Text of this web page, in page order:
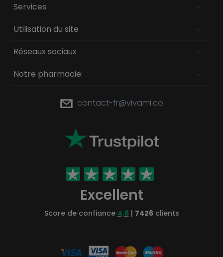
Services
Utilisation du site
Réseaux sociaux
Notre pharmacie:
contact-fr@vivami.co
Excellent
Score de confiance 4,6| 7426clients